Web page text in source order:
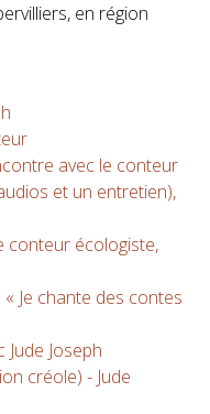
en région
avec le conteur
et un entretien),
conteur écologiste,
« Je chante des contes
Jude Joseph
créole) - Jude